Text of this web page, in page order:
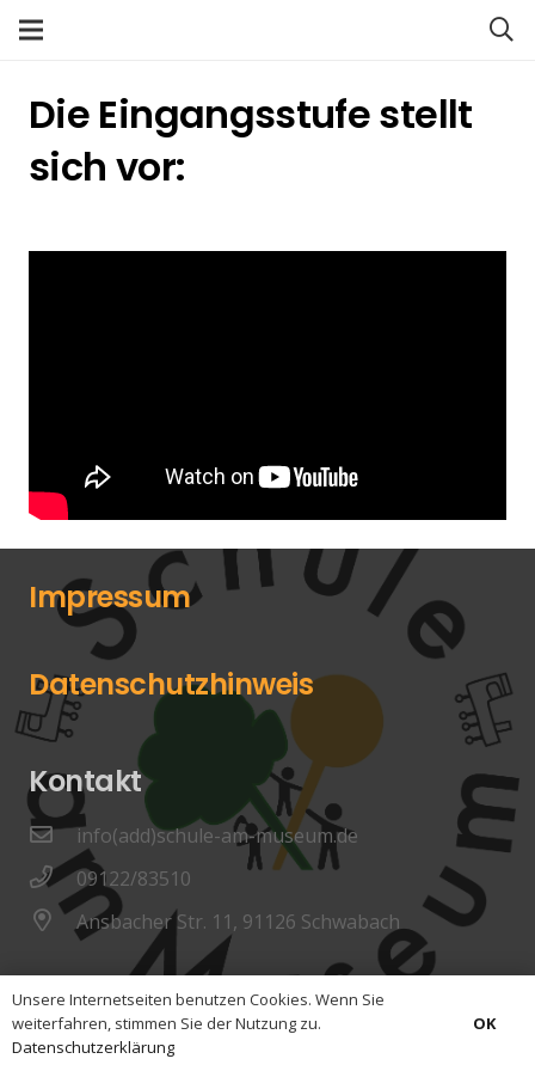
Die Eingangsstufe stellt
sich vor:
Impressum
Datenschutzhinweis
Kontakt
info(add)schule-am-museum.de
09122/83510
Ansbacher Str. 11, 91126 Schwabach
Unsere Internetseiten benutzen Cookies. Wenn Sie
weiterfahren, stimmen Sie der Nutzung zu.
Datenschutzerklärung
OK